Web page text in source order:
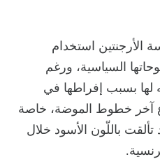
الأرجنتين استخدام
السياسية، ورغم
لها بسبب إفراطها في
آخر خطوط الموضة، خاصة
باللّون الأسود خلال